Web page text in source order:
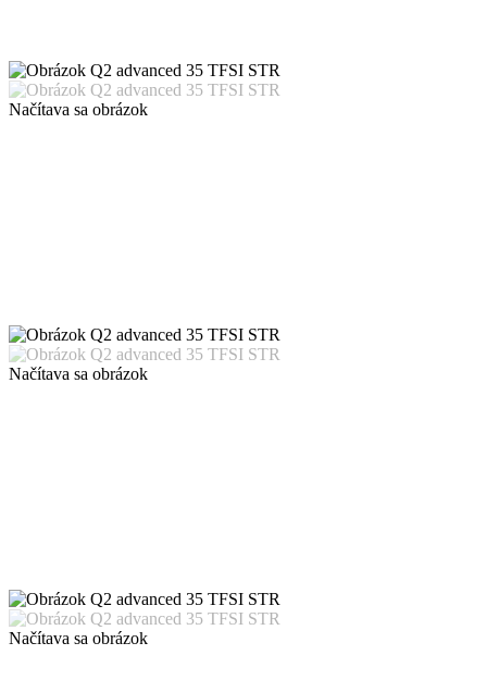
Načítava sa obrázok
Načítava sa obrázok
Načítava sa obrázok